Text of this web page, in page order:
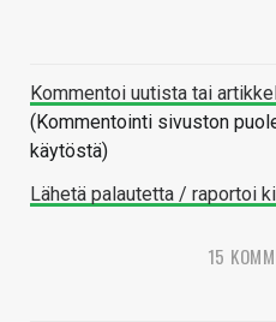
Kommentoi uutista tai
(Kommentointi sivuston
käytöstä)
Lähetä palautetta / raportoi
15